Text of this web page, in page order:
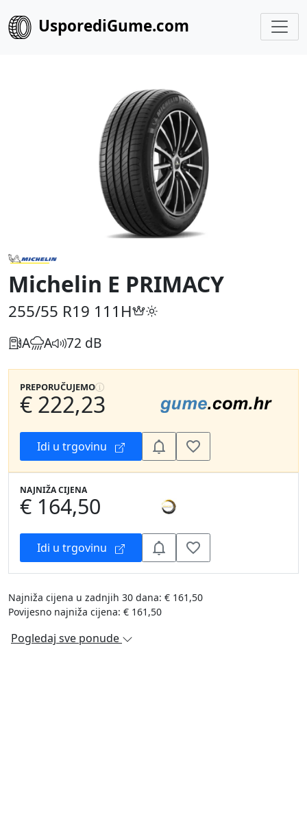
UsporediGume.com
Michelin E PRIMACY
255/55 R19 111H
A A 72 dB
PREPORUČUJEMO
€ 222,23
Idi u trgovinu
NAJNIŽA CIJENA
€ 164,50
Idi u trgovinu
Najniža cijena u zadnjih 30 dana: € 161,50
Povijesno najniža cijena: € 161,50
Pogledaj sve ponude